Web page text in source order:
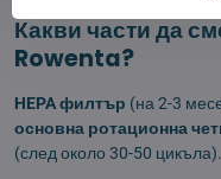
Какви части да
Rowenta?
HEPA филтър (на 2-3
основна ротационна
(след около 30-50 цикъла).